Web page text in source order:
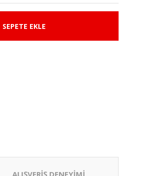
SEPETE EKLE
ALIŞVERİŞ DENEYİMİ